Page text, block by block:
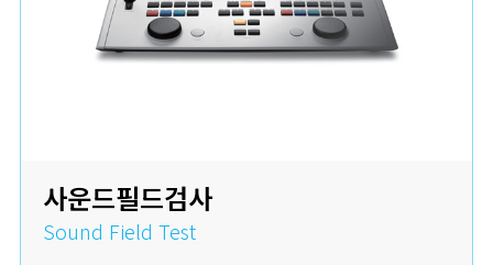
사운드필드검사
Sound Field Test